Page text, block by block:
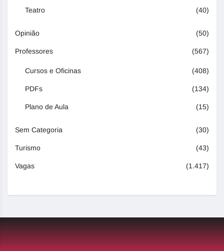
Teatro (40)
Opinião (50)
Professores (567)
Cursos e Oficinas (408)
PDFs (134)
Plano de Aula (15)
Sem Categoria (30)
Turismo (43)
Vagas (1.417)